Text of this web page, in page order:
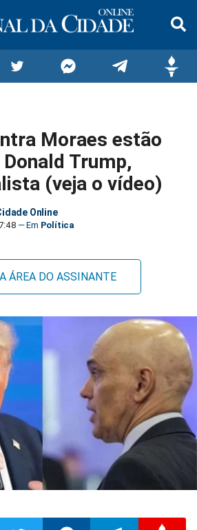
no
no
Messenger
no
TelegramGettr
Moraes estão
Trump,
(veja o vídeo)
Online
Política
ÁREA DO ASSINANTE